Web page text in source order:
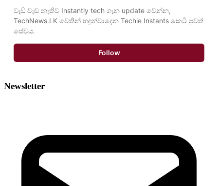
වැඩි වැඩ නැතිව Instantly tech ගැන update වෙන්න,
TechNews.LK වෙතින් හඳුන්වාදෙන Techie Instants කෙටි පුවත්
සේවය.
Follow
Newsletter